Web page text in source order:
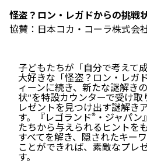
怪盗？ロン・レガドからの挑
協賛：日本コカ・コーラ株式会
子どもたちが「自分で考えて
大好きな「怪盗？ロン・レガ
ィーンに続き、新たな謎解き
状”を特設カウンターで受け取
レゼントを見つけ出す謎解き
す。『レゴランド®・ジャパン
たちから与えられるヒントを
すべてを解き、隠されたキー
ことができれば、素敵なプレ
す。